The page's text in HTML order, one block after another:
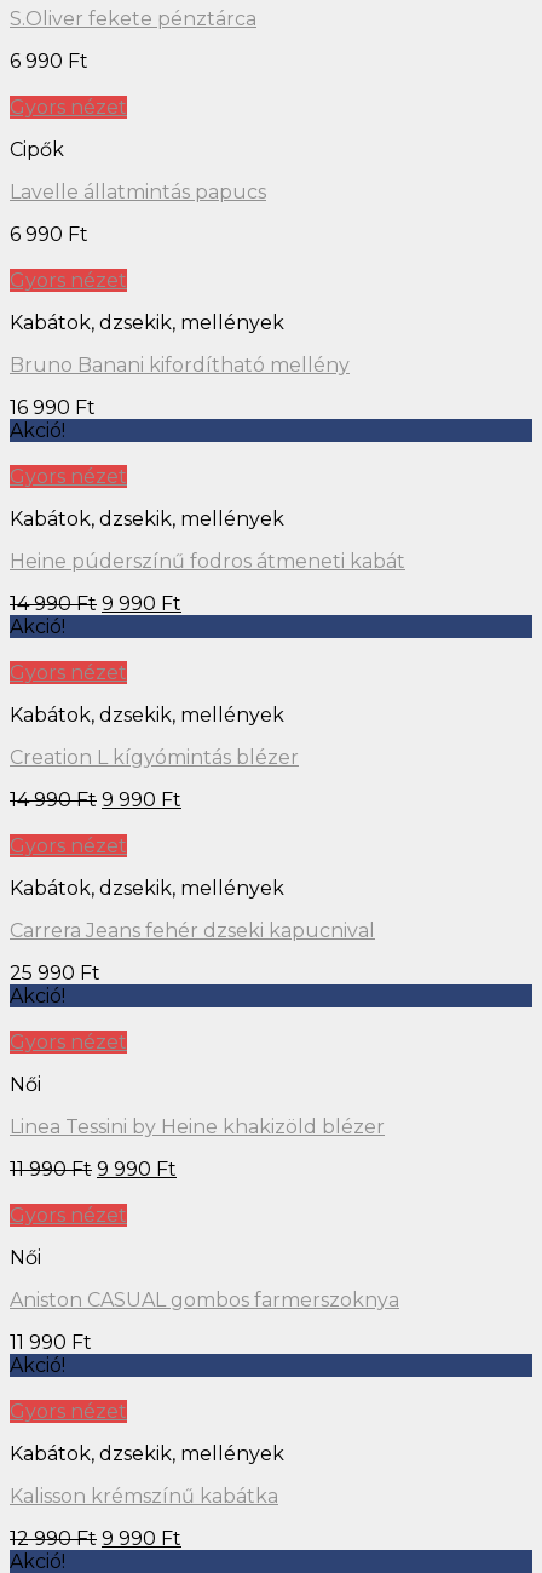
S.Oliver fekete pénztárca
6 990 Ft
Gyors nézet
Cipők
Lavelle állatmintás papucs
6 990 Ft
Gyors nézet
Kabátok, dzsekik, mellények
Bruno Banani kifordítható mellény
16 990 Ft
Akció!
Gyors nézet
Kabátok, dzsekik, mellények
Heine púderszínű fodros átmeneti kabát
14 990Ft 9 990 Ft
Akció!
Gyors nézet
Kabátok, dzsekik, mellények
Creation L kígyómintás blézer
14 990Ft 9 990 Ft
Gyors nézet
Kabátok, dzsekik, mellények
Carrera Jeans fehér dzseki kapucnival
25 990 Ft
Akció!
Gyors nézet
Női
Linea Tessini by Heine khakizöld blézer
11 990Ft 9 990 Ft
Gyors nézet
Női
Aniston CASUAL gombos farmerszoknya
11 990 Ft
Akció!
Gyors nézet
Kabátok, dzsekik, mellények
Kalisson krémszínű kabátka
12 990Ft 9 990 Ft
Akció!